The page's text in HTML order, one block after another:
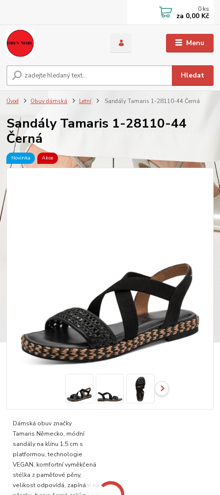
Menu
Hledat
0 ks
za 0,00 Kč
Úvod Obuv dámská Letní Sandály Tamaris 1-28110-44 Černá
Sandály Tamaris 1-28110-44
Černá
Novinka Akce
Dámská obuv značky
Tamaris Německo, módní
sandály na klínu 1,5 cm s
platformou, technologie
VEGAN, komfortní vyměkčená
stélka z paměťové pěny,
velikost odpovídá, zapínání na